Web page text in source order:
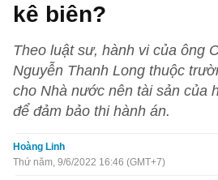
kê biên?
Theo luật sư, hành vi của ông
Nguyễn Thanh Long thuộc
cho Nhà nước nên tài sản của
để đảm bảo thi hành án.
Hoàng Linh
Thứ năm, 9/6/2022 16:46 (GMT+7)